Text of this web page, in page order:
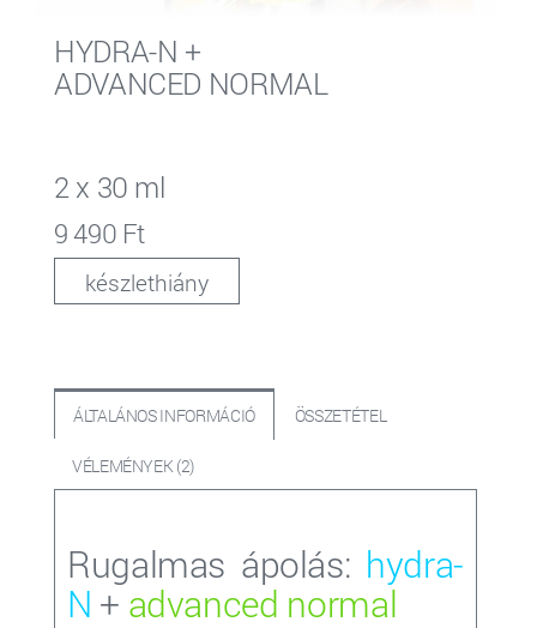
HYDRA-N +
ADVANCED NORMAL
2 x 30 ml
9 490 Ft
készlethiány
ÁLTALÁNOS INFORMÁCIÓ ÖSSZETÉTEL
VÉLEMÉNYEK (2)
Rugalmas ápolás: hydra-
N + advanced normal